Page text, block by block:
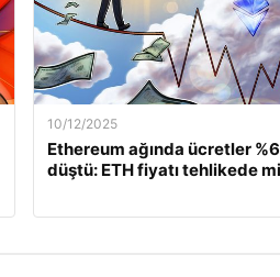
10/12/2025
Ethereum ağında ücretler
düştü: ETH fiyatı tehlikede